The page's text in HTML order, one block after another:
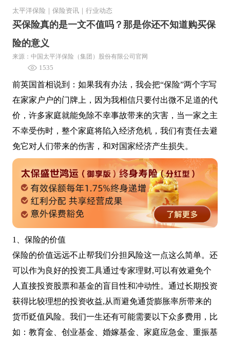
太平洋保险 保险资讯 行业动态
买保险真的是一文不值吗？那是你还不知道购买保
险的意义
来源：中国太平洋保险（集团）股份有限公司官网
1535
前英国首相说到：如果我有办法，我会把“保险”两个字写
在家家户户的门牌上，因为我相信只要付出微不足道的代
价，许多家庭就能免除不幸事故带来的灾害，当一家之主
不幸受伤时，整个家庭将陷入经济危机，我们有责任去避
免它对人们带来的伤害，和对国家经济产生损失。
1、保险的价值
保险的价值远远不止帮我们分担风险这一点这么简单。还
可以作为良好的投资工具通过专家理财,可以有效避免个
人直接投资股票和基金的盲目性和冲动性。通过长期投资
获得比较理想的投资收益,从而避免通货膨胀率所带来的
货币贬值风险。我们一生还有可能需要以下众多费用，比
如：教育金、创业基金、婚嫁基金、家庭应急金、重振基